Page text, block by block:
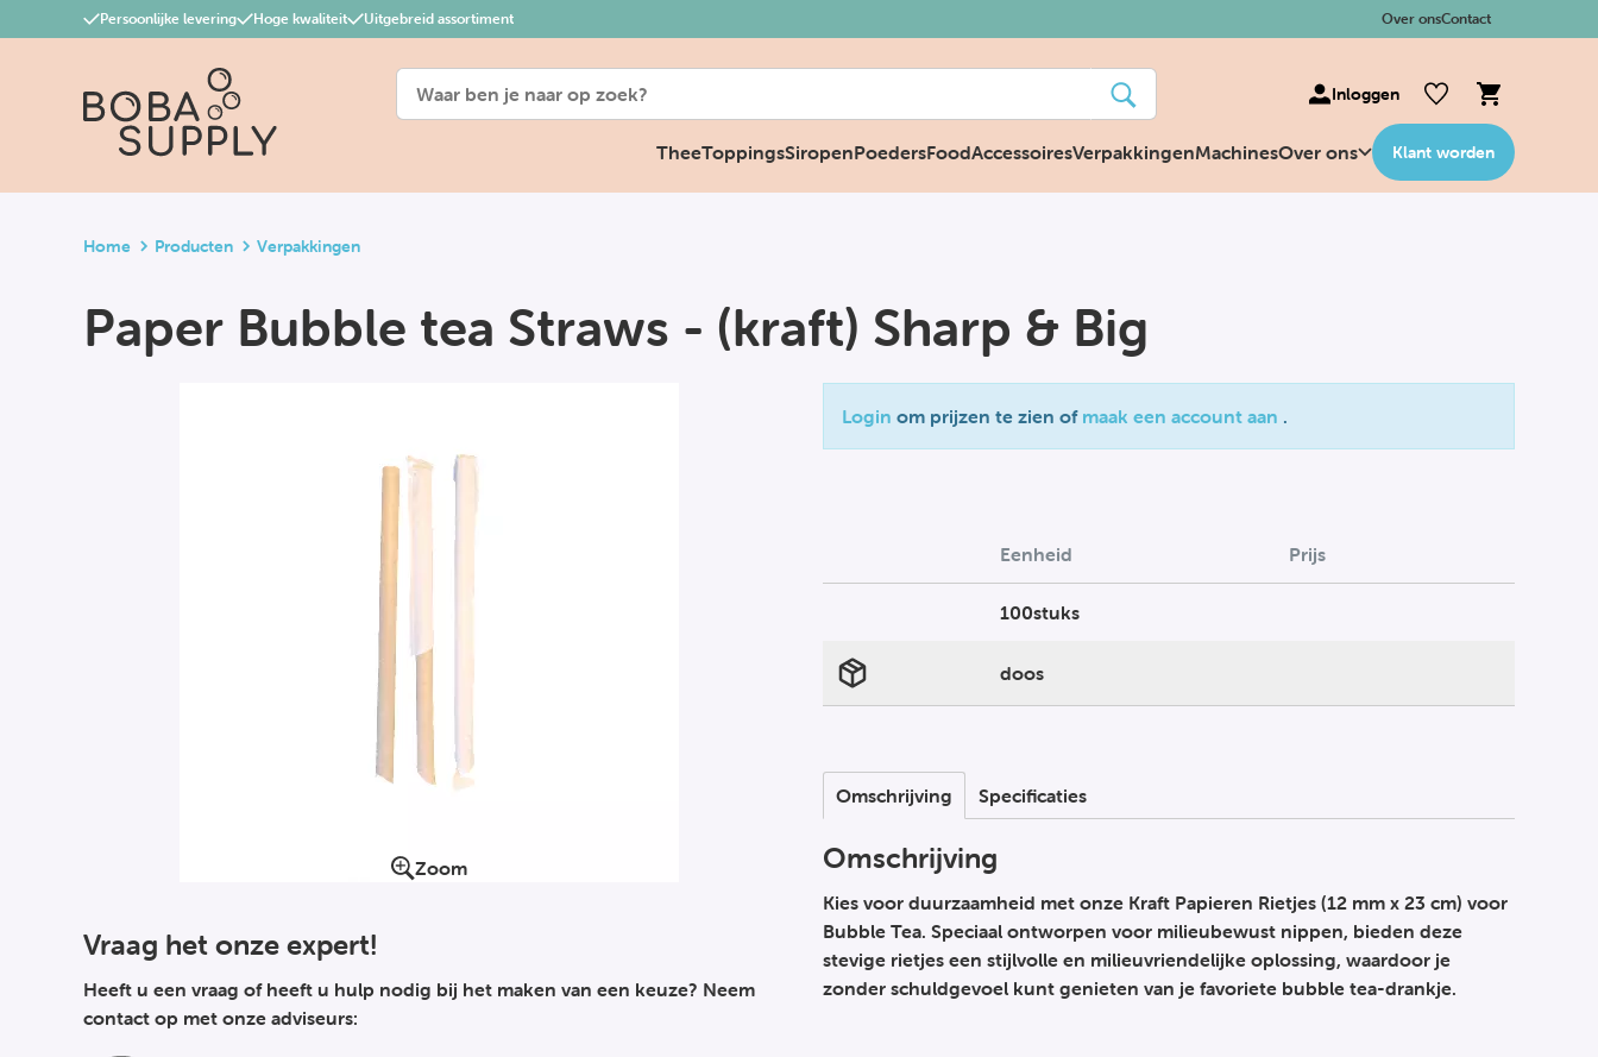
Persoonlijke levering Hoge kwaliteit Uitgebreid assortiment Over onsContact
Inloggen
TheeToppingsSiropenPoedersFoodAccessoiresVerpakkingenMachinesOver ons Klant worden
Home Producten Verpakkingen
Paper Bubble tea Straws - (kraft) Sharp & Big
Zoom
Vraag het onze expert!
Heeft u een vraag of heeft u hulp nodig bij het maken van een keuze? Neem
contact op met onze adviseurs:
Login om prijzen te zien of maak een account aan .
Eenheid Prijs
100stuks
doos
Omschrijving Specificaties
Omschrijving
Kies voor duurzaamheid met onze Kraft Papieren Rietjes (12 mm x 23 cm) voor
Bubble Tea. Speciaal ontworpen voor milieubewust nippen, bieden deze
stevige rietjes een stijlvolle en milieuvriendelijke oplossing, waardoor je
zonder schuldgevoel kunt genieten van je favoriete bubble tea-drankje.